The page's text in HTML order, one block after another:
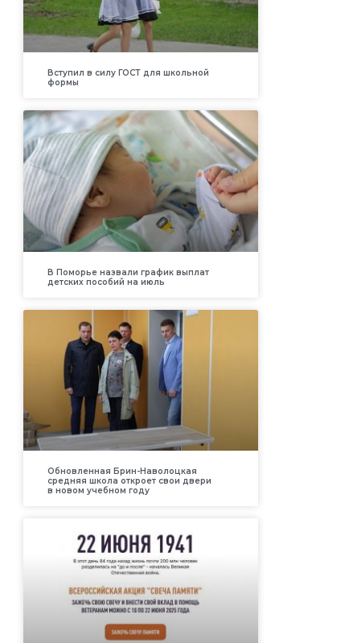
Вступил в силу ГОСТ для школьной
формы
В Поморье назвали график выплат
детских пособий на июль
Обновленная Брин-Наволоцкая
средняя школа откроет свои двери
в новом учебном году